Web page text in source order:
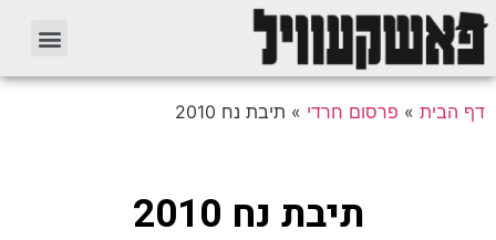
דף הבית » פרסום חרדי » תיבת נח 2010
תיבת נח 2010